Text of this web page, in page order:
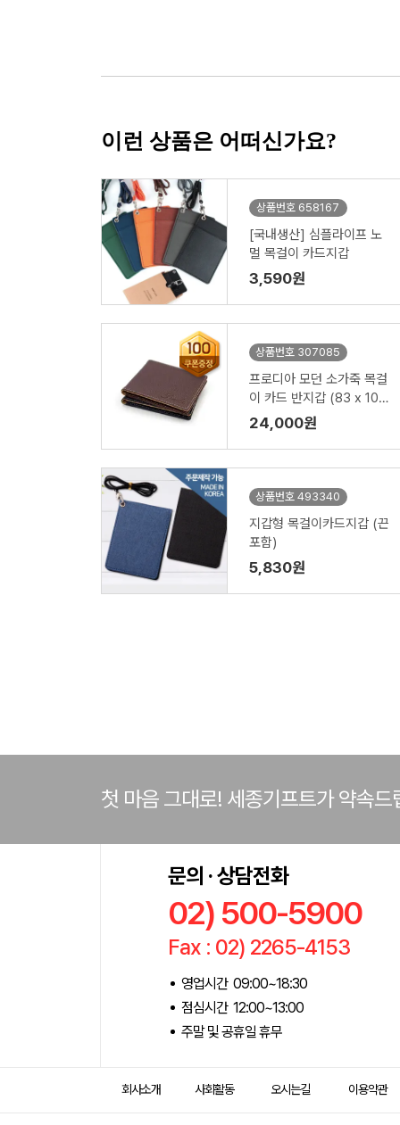
이런 상품은 어떠신가요?
상품번호 658167
[국내생산] 심플라이프 노
멀 목걸이 카드지갑
3,590원
상품번호 307085
프로디아 모던 소가죽 목걸
이 카드 반지갑 (83 x 103
mm)
24,000원
상품번호 493340
지갑형 목걸이카드지갑 (끈
포함)
5,830원
첫 마음 그대로! 세종기프트가 약속드
문의 · 상담전화
02) 500-5900
Fax : 02) 2265-4153
영업시간 09:00~18:30
점심시간 12:00~13:00
주말 및 공휴일 휴무
회사소개 사회활동 오시는길 이용약관